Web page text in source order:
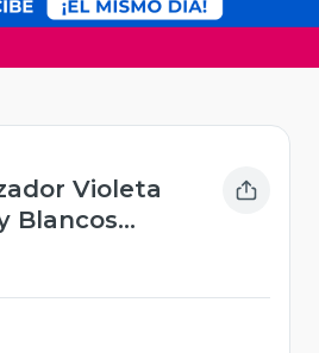
Violeta
Blancos